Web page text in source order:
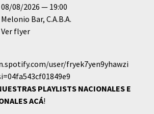
08/08/2026
19:00
Melonio Bar C.A.B.A.
Ver flyer
user/fryek7yen9yhawzi
PLAYLISTS NACIONALES E
ACÁ!